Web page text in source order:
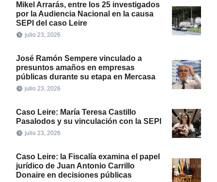
Mikel Arrarás, entre los 25 investigados
por la Audiencia Nacional en la causa
SEPI del caso Leire
julio 23, 2026
José Ramón Sempere vinculado a
presuntos amaños en empresas
públicas durante su etapa en Mercasa
julio 23, 2026
Caso Leire: María Teresa Castillo
Pasalodos y su vinculación con la SEPI
julio 23, 2026
Caso Leire: la Fiscalía examina el papel
jurídico de Juan Antonio Carrillo
Donaire en decisiones públicas